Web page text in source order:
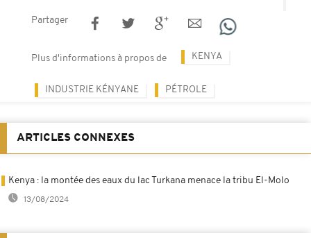
Partager
Plus d'informations à propos de KENYA
INDUSTRIE KÉNYANE PÉTROLE
ARTICLES CONNEXES
Kenya : la montée des eaux du lac Turkana menace la tribu El-Molo
13/08/2024